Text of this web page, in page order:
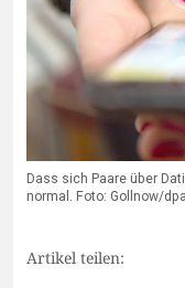
Dass sich Paare über
normal. Foto: Gollnow/dpa
Artikel teilen: